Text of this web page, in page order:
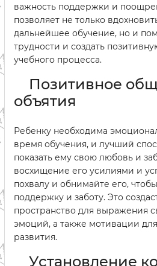
важность поддержки и
позволяет не только
дальнейшее обучение, но и
трудности и создать
учебного процесса.
Позитивное
объятия
Ребенку необходима
время обучения, и лучший
показать ему свою любовь и
восхищение его усилиями и
похвалу и обнимайте его,
поддержку и заботу. Это
пространство для выражения
эмоций, а также мотивации
развития.
Установление